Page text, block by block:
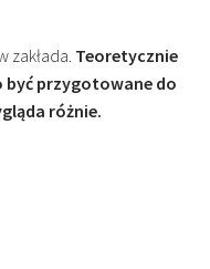
zakłada. Teoretycznie
być przygotowane do
różnie.